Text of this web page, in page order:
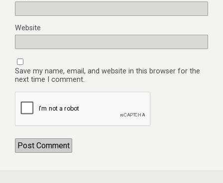
Website
Save my name, email, and website in this browser for the
next time I comment.